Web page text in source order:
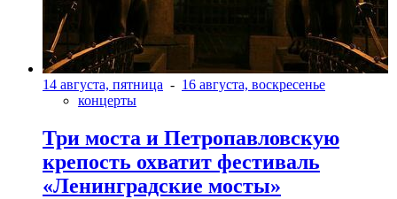
14 августа, пятница - 16 августа, воскресенье
концерты
Три моста и Петропавловскую
крепость охватит фестиваль
«Ленинградские мосты»